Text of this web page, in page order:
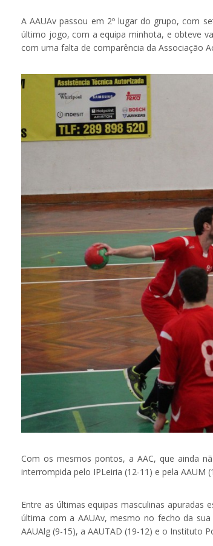
A AAUAv passou em 2º lugar do grupo, com
último jogo, com a equipa minhota, e obteve
com uma falta de comparência da Associação
Com os mesmos pontos, a AAC, que ainda
interrompida pelo IPLeiria (12-11) e pela
Entre as últimas equipas masculinas
última com a AAUAv, mesmo no fecho da
AAUAlg (9-15), a AAUTAD (19-12) e o Instituto